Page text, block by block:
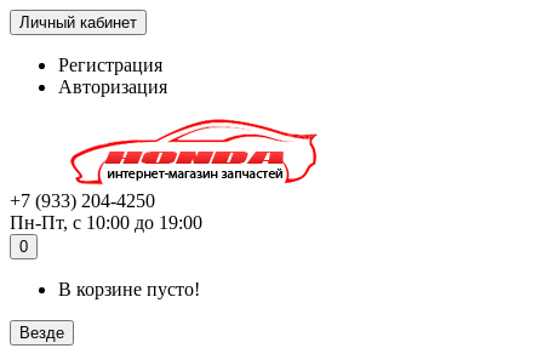
Личный кабинет
Регистрация
Авторизация
+7 (933) 204-4250
Пн-Пт, с 10:00 до 19:00
0
В корзине пусто!
Везде